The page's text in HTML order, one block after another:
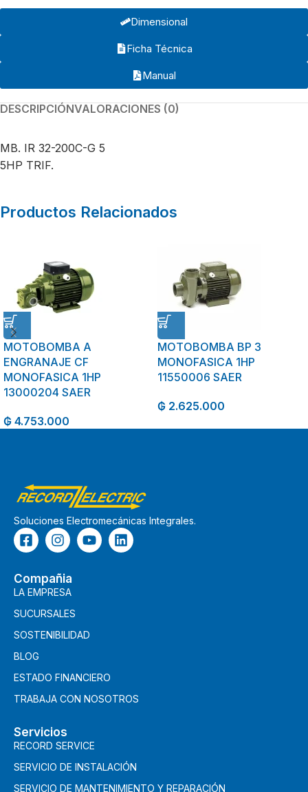
Dimensional
Ficha Técnica
Manual
DESCRIPCIÓNVALORACIONES (0)
MB. IR 32-200C-G 5
5HP TRIF.
Productos Relacionados
MOTOBOMBA A
ENGRANAJE CF
MONOFASICA 1HP
13000204 SAER
₲ 4.753.000
MOTOBOMBA BP 3
MONOFASICA 1HP
11550006 SAER
₲ 2.625.000
Soluciones Electromecánicas Integrales.
Compañia
LA EMPRESA
SUCURSALES
SOSTENIBILIDAD
BLOG
ESTADO FINANCIERO
TRABAJA CON NOSOTROS
Servicios
RECORD SERVICE
SERVICIO DE INSTALACIÓN
SERVICIO DE MANTENIMIENTO Y REPARACIÓN